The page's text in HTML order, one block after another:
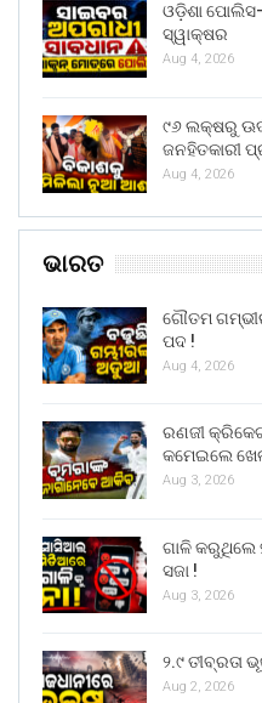
ଓଡ଼ିଶା
ସ୍ୱାକ୍ଷର
Aug 4, 2026
୯୬ ଲକ୍ଷରୁ
ଜନହିତକାରୀ
Aug 4, 2026
ଭାରତ
ଗୌତମ
ପଦ !
Aug 4, 2026
ରଣଜୀ
କମେଇଲେ
Aug 3, 2026
ଗାଳି କରୁଥିଲେ
ସଜା !
Aug 3, 2026
୨.୯ ତୀବ୍ରତା
Aug 2, 2026